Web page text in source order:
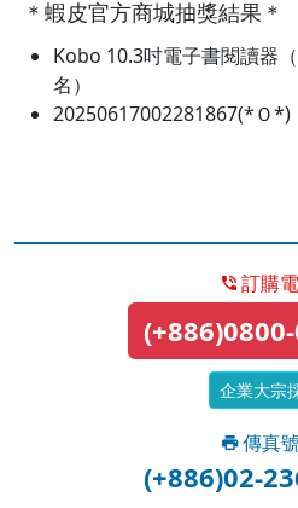
＊蝦皮官方商城抽獎結果＊
Kobo 10.3吋電子書閱讀器
名）
20250617002281867(*Ｏ*)
訂購
企業大宗
傳真
(+886)02-